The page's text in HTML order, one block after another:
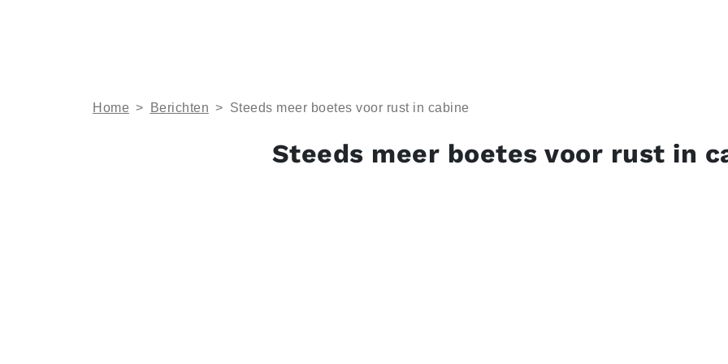
Home > Berichten > Steeds meer boetes voor rust in cabine
Steeds meer boetes voor rust in